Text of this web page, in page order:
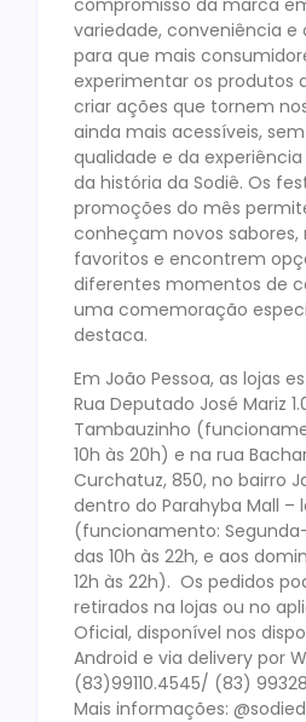
compromisso da marca
variedade, conveniência e
para que mais
experimentar os produtos
criar ações que tornem
ainda mais acessíveis,
qualidade e da
da história da Sodiê. Os
promoções do mês
conheçam novos sabores,
favoritos e encontrem
diferentes momentos de
uma comemoração
destaca.
Em João Pessoa, as lojas
Rua Deputado José Mariz
Tambauzinho
10h às 20h) e na rua
Curchatuz, 850, no bairro
dentro do Parahyba Mall –
(funcionamento:
das 10h às 22h, e aos
12h às 22h). Os pedidos
retirados na lojas ou no
Oficial, disponível nos
Android e via delivery por
(83)99110.4545/ (83)
Mais informações: